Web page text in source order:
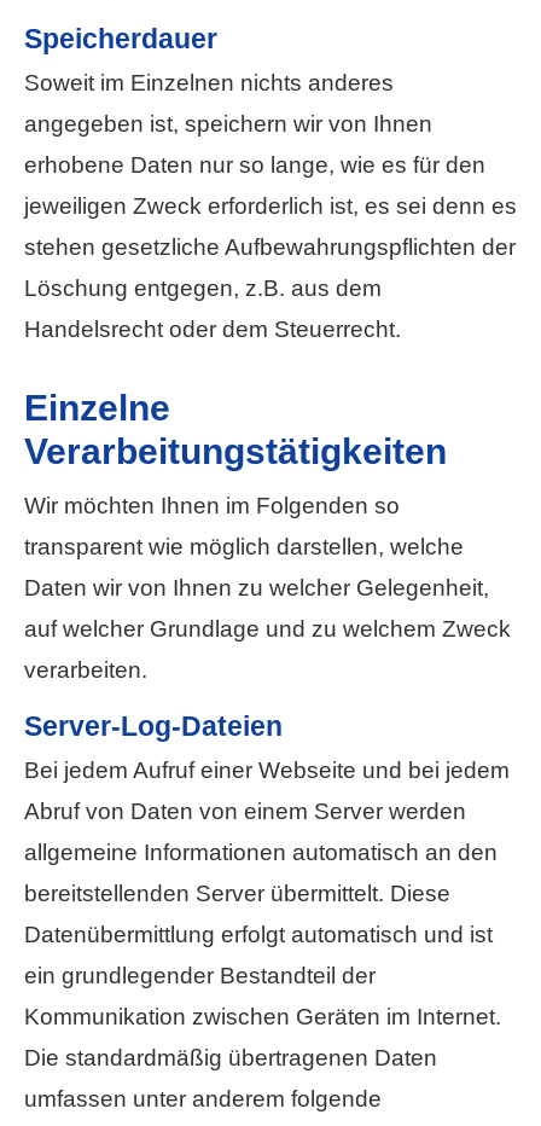
Speicherdauer
Soweit im Einzelnen nichts anderes
angegeben ist, speichern wir von Ihnen
erhobene Daten nur so lange, wie es für den
jeweiligen Zweck erforderlich ist, es sei denn es
stehen gesetzliche Aufbewahrungspflichten der
Löschung entgegen, z.B. aus dem
Handelsrecht oder dem Steuerrecht.
Einzelne
Verarbeitungstätigkeiten
Wir möchten Ihnen im Folgenden so
transparent wie möglich darstellen, welche
Daten wir von Ihnen zu welcher Gelegenheit,
auf welcher Grundlage und zu welchem Zweck
verarbeiten.
Server-Log-Dateien
Bei jedem Aufruf einer Webseite und bei jedem
Abruf von Daten von einem Server werden
allgemeine Informationen automatisch an den
bereitstellenden Server übermittelt. Diese
Datenübermittlung erfolgt automatisch und ist
ein grundlegender Bestandteil der
Kommunikation zwischen Geräten im Internet.
Die standardmäßig übertragenen Daten
umfassen unter anderem folgende